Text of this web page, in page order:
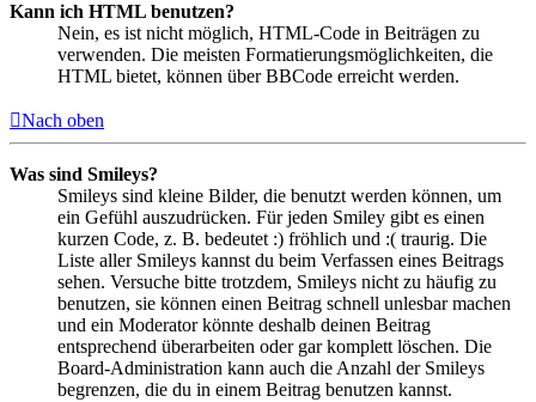
Kann ich HTML benutzen?
Nein, es ist nicht möglich, HTML-Code in Beiträgen zu
verwenden. Die meisten Formatierungsmöglichkeiten, die
HTML bietet, können über BBCode erreicht werden.
Nach oben
Was sind Smileys?
Smileys sind kleine Bilder, die benutzt werden können, um
ein Gefühl auszudrücken. Für jeden Smiley gibt es einen
kurzen Code, z. B. bedeutet :) fröhlich und :( traurig. Die
Liste aller Smileys kannst du beim Verfassen eines Beitrags
sehen. Versuche bitte trotzdem, Smileys nicht zu häufig zu
benutzen, sie können einen Beitrag schnell unlesbar machen
und ein Moderator könnte deshalb deinen Beitrag
entsprechend überarbeiten oder gar komplett löschen. Die
Board-Administration kann auch die Anzahl der Smileys
begrenzen, die du in einem Beitrag benutzen kannst.